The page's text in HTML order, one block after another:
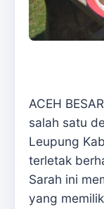
ACEH
salah satu
Leupung
terletak
Sarah ini
yang